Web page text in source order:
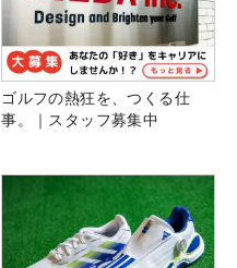
ゴルフの熱狂を、つくる仕
事。｜スタッフ募集中